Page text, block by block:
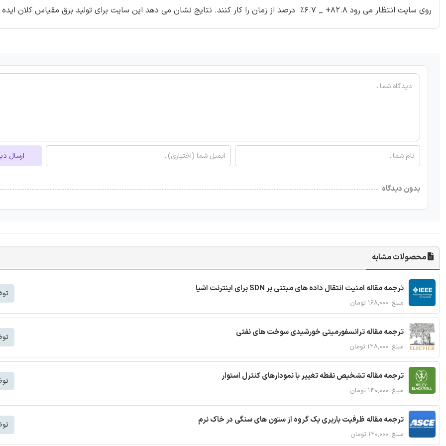
روی سایت انتظار می رود 82.8+ _ 6.7% درصد از زمان را کار کنند. نتایج نشان می دهد این سایت برای تولید برق مقیاس کلان ایده ال است.
ارسال
بدون دیدگاه
محصولات مشابه
ترجمه مقاله امنیت انتقال داده های مبتنی بر SDN برای اینترنت اشیا
مبلغ: ۱۶۸,۰۰۰ تومان
ترجمه مقاله ترانسفورمیتی خورشیدی سوخت های نفتی
مبلغ: ۱۲۸,۰۰۰ تومان
ترجمه مقاله تشخیص نقطه تغییر با نمودارهای کنترل استوار
مبلغ: ۱۴۰,۰۰۰ تومان
ترجمه مقاله ظرفیت باربری یک گروه از ستون های سنگی در خاک نرم
مبلغ: ۱۲۰,۰۰۰ تومان